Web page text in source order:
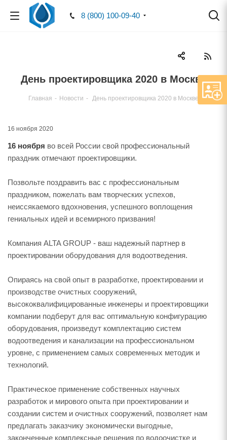
8 (800) 100-09-40
День проектировщика 2020 в Москве
Главная - Новости - День проектировщика 2020 в Москве
16 ноября 2020
16 ноября во всей России свой профессиональный
праздник отмечают проектировщики.
Позвольте поздравить вас с профессиональным
праздником, пожелать вам творческих успехов,
неиссякаемого вдохновения, успешного воплощения
гениальных идей и всемирного призвания!
Компания ALTA GROUP - ваш надежный партнер в
проектировании оборудования для водоотведения.
Опираясь на свой опыт в разработке, проектировании и
производстве очистных сооружений,
высококвалифицированные инженеры и проектировщики
компании подберут для вас оптимальную конфигурацию
оборудования, произведут комплектацию систем
водоотведения и канализации на профессиональном
уровне, с применением самых современных методик и
технологий.
Практическое применение собственных научных
разработок и мирового опыта при проектировании и
создании систем и очистных сооружений, позволяет нам
предлагать заказчику экономически выгодные,
законченные комплексные решения по водоочистке и